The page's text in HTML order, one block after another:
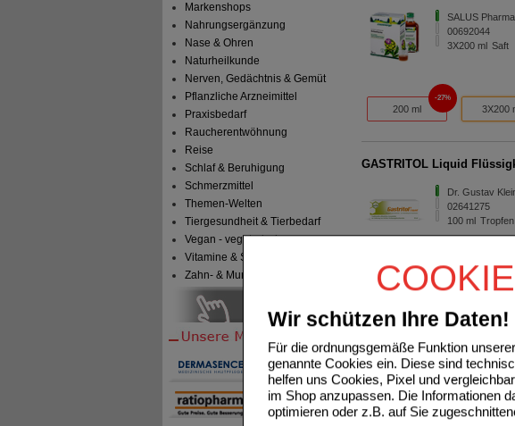
Wir schützen Ihre Daten!
Für die ordnungsgemäße Funktion
genannte Cookies ein. Diese sind
helfen uns Cookies, Pixel und
im Shop anzupassen. Die Informationen
optimieren oder z.B. auf Sie
Markenshops
Nahrungsergänzung
Nase & Ohren
Naturheilkunde
Nerven, Gedächtnis & Gemüt
Pflanzliche Arzneimittel
Praxisbedarf
Raucherentwöhnung
Reise
Schlaf & Beruhigung
Schmerzmittel
Themen-Welten
Tiergesundheit & Tierbedarf
Vegan - vegetarisch
Vitamine & Sport
Zahn- & Mundpflege
SALUS
00692044
3X200 ml Saft
200 ml
27%
3X200
GASTRITOL Liquid
Dr. Gustav
02641275
100 ml Tropfen
20 ml
39%
DULCOLAX Dragees 5 mg
A. Nattermann
06800196
100St